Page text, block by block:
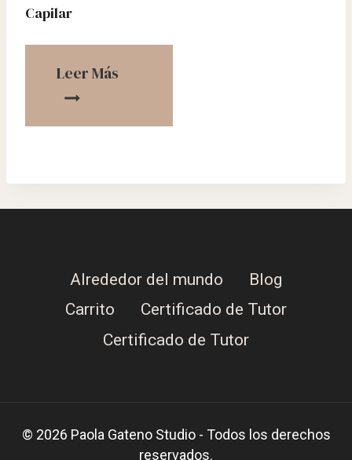
Capilar
Leer Más
Alrededor del mundo
Blog
Carrito
Certificado de Tutor
Certificado de Tutor
© 2026 Paola Gateno Studio - Todos los derechos
reservados.